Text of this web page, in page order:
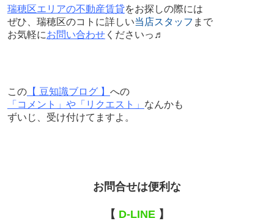
瑞穂区エリアの不動産賃貸をお探しの際には
ぜひ、瑞穂区のコトに詳しい当店スタッフ まで
お気軽にお問い合わせくださいっ♬
この【 豆知識ブログ 】 への
「コメント」や「リクエスト」 なんかも
ずいじ、受け付けてますよ。
お問合せは便利な
【 D-LINE 】